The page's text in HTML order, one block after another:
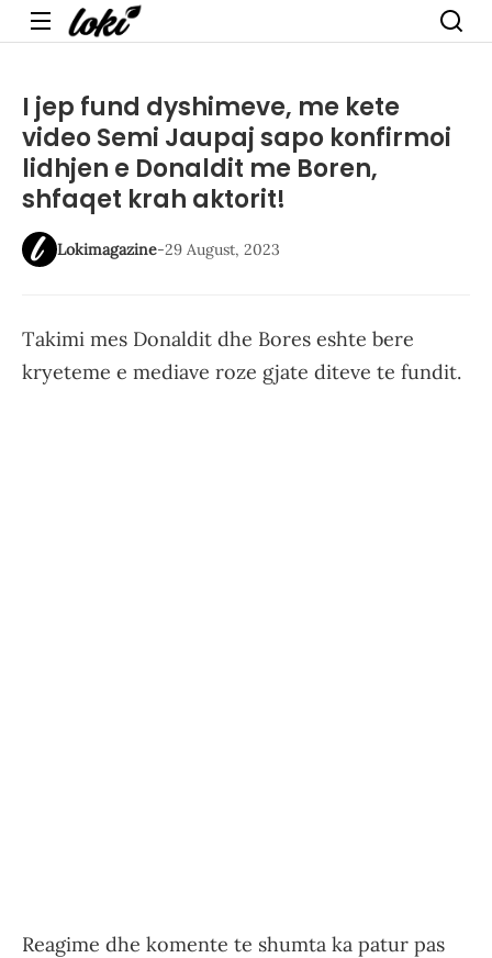
Menu
I jep fund dyshimeve, me kete
video Semi Jaupaj sapo konfirmoi
lidhjen e Donaldit me Boren,
shfaqet krah aktorit!
Lokimagazine-29 August, 2023
Takimi mes Donaldit dhe Bores eshte bere
kryeteme e mediave roze gjate diteve te fundit.
Reagime dhe komente te shumta ka patur pas